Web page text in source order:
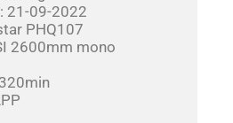
21-09-2022
PHQ107
2600mm mono